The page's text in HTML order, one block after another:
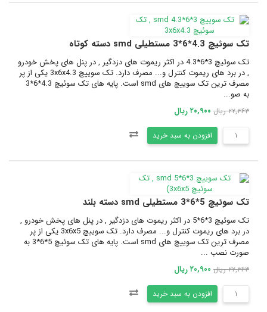
تک سوئیچ 4.3*6*3 مستطیلی smd دسته کوتاه
تک سوئیچ 3*6*4.3 در اکثر ریموت های دزدگیر , در پنل های پخش خودرو
, در برد های ریموت کنترل و... مصرف دارد. تک سوییچ 3x6x4.3 یکی از پر
مصرف ترین تک سوییچ های smd است. پایه های تک سوئیچ 4.3*6*3
به صو...
۲۲,۳۶۳ ریال ۲۰,۹۰۰ ریال
افزودن به سبد خرید
تک سوئیچ 5*6*3 مستطیلی smd دسته بلند
تک سوئیچ 3*6*5 در اکثر ریموت های دزدگیر , در پنل های پخش خودرو ,
در برد های ریموت کنترل و... مصرف دارد. تک سوییچ 3x6x5 یکی از پر
مصرف ترین تک سوییچ های smd است. پایه های تک سوئیچ 5*6*3 به
صورت نصب ...
۲۲,۳۶۳ ریال ۲۰,۹۰۰ ریال
افزودن به سبد خرید